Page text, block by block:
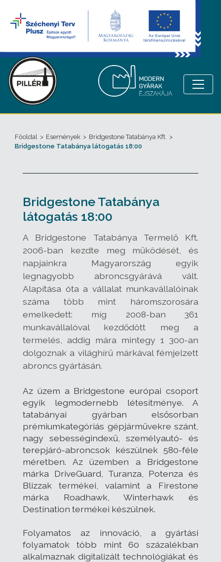
Főoldal > Események > Bridgestone Tatabánya Kft. >
Bridgestone Tatabánya látogatás 18:00
Bridgestone Tatabánya
látogatás 18:00
A Bridgestone Tatabánya Termelő Kft.
2006-ban kezdte meg működését, és
napjainkra Magyarország egyik
legnagyobb abroncsgyárává vált.
Alapítása óta a vállalat munkavállalóinak
száma több mint háromszorosára
emelkedett: míg 2008-ban 361
munkavállalóval kezdődött meg a
termelés, addig mára mintegy 1 300-an
dolgoznak a világhírű márkával fémjelzett
abroncs gyártásán.
Az üzem a Bridgestone európai csoport
egyik legmodernebb létesítménye. A
tatabányai gyárban elsősorban
prémiumkategóriás gépjárművekre szánt,
nagy sebességindexű, személyautó- és
terepjáró-abroncsok készülnek 580-féle
méretben. Az üzemben a Bridgestone
márka DriveGuard, Turanza, Potenza és
Blizzak termékei, valamint a Firestone
márka Roadhawk, Winterhawk és
Destination termékei készülnek.
Folyamatos az innováció, a gyártási
folyamatok több mint 60 százalékban
alkalmaznak digitalizált technológiákat és